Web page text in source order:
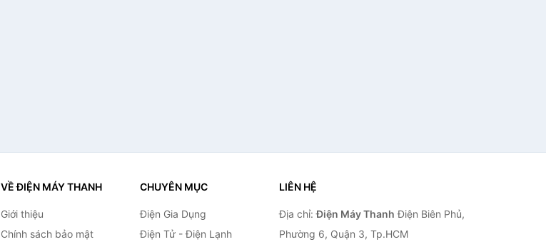
VỀ ĐIỆN MÁY THANH
Giới thiệu
Chính sách bảo mật
CHUYÊN MỤC
Điện Gia Dụng
Điện Tử - Điện Lạnh
LIÊN HỆ
Địa chỉ:Điện Máy Thanh Điện Biên Phủ,
Phường 6, Quận 3, Tp.HCM